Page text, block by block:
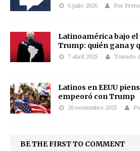
6 julio 2026 Por
Latinoamérica bajo el
Trump: quién gana y
7 abril 2025 Tomado
Latinos en EEUU
empeoró con Trump
26 noviembre 2025
BE THE FIRST TO COMMENT